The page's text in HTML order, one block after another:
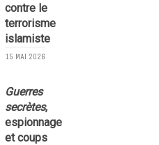
contre le
terrorisme
islamiste
15 MAI 2026
Guerres
secrètes,
espionnage
et coups